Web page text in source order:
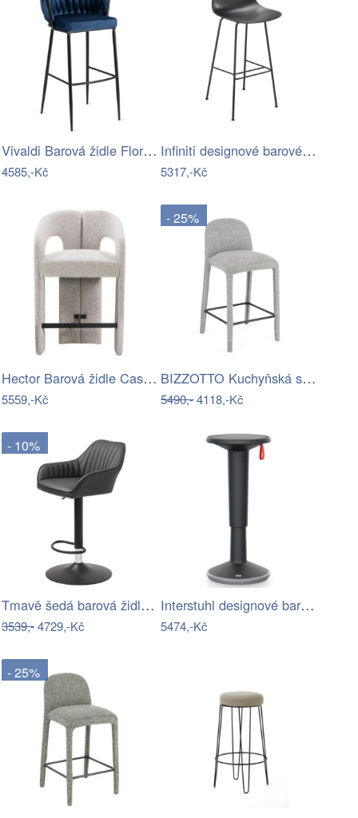
Vivaldi Barová židle Flores 60 cm černá…
4585,-Kč
Infiniti designové barové židle Pure…
5317,-Kč
Hector Barová židle Castelo šedobéžová
5559,-Kč
- 25%
BIZZOTTO Kuchyňská stolička ANTARA šedá
5490,-4118,-Kč
- 10%
Tmavě šedá barová židle s nastavitelnou…
3539,-4729,-Kč
Interstuhl designové barové židle UP…
5474,-Kč
- 25%